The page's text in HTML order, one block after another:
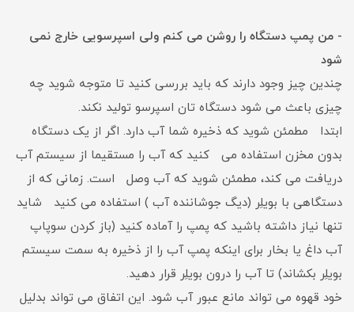
- من پمپ دستگاه را روشن می کنم ولی اسپرسویی خارج نمی
شود
چندین چیز وجود دارند که باید بررسی کنید تا متوجه شوید چه
چیزی باعث می شود دستگاه تان اسپرسو تولید نکند.
ابتدا مطمئن شوید که ذخیره شما آب دارد. اگر از یک دستگاه
بدون مخزن استفاده می کنید که آب را مستقیما از سیستم آب
دریافت می کند، مطمئن شوید که آب وصل است. زمانی که از
دستگاهی با بویلِر (دیگ جوشاننده آب ) استفاده می کنید شاید
تنها نیاز داشته باشید که پمپ را آماده کنید (باز کردن سوپاپ
آب داغ یا بخار برای اینکه پمپ آب را از ذخیره به سمت سیستم
بویلِر بکشاند) تا آب را درون بویلِر قرار دهید.
خود قهوه می تواند مانع عبور آب شود. این اتفاق می تواند بدلیل